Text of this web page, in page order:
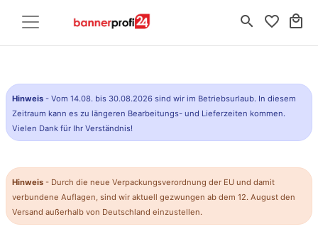
search favorite_border local_mall
Hinweis - Vom 14.08. bis 30.08.2026 sind wir im Betriebsurlaub. In diesem
Zeitraum kann es zu längeren Bearbeitungs- und Lieferzeiten kommen.
Vielen Dank für Ihr Verständnis!
Hinweis - Durch die neue Verpackungsverordnung der EU und damit
verbundene Auflagen, sind wir aktuell gezwungen ab dem 12. August den
Versand außerhalb von Deutschland einzustellen.